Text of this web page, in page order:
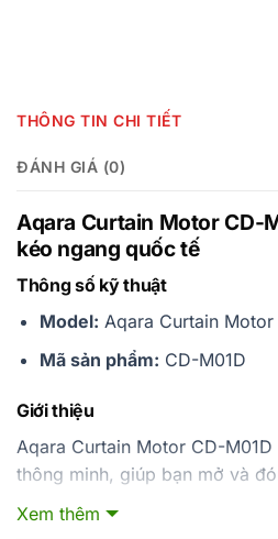
THÔNG TIN CHI TIẾT
ĐÁNH GIÁ (0)
Aqara Curtain Motor CD-
kéo ngang quốc tế
Thông số kỹ thuật
Model: Aqara Curtain Motor
Mã sản phẩm: CD-M01D
Giới thiệu
Aqara Curtain Motor CD-
thông minh, giúp bạn mở và
động, hoàn toàn tiện lợi và tiết
sử dụng mô‑tơ điện, kết nối
Xem thêm